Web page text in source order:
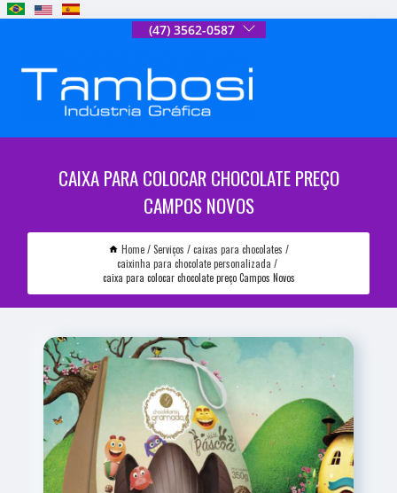
(47) 3562-0587
CAIXA PARA COLOCAR CHOCOLATE PREÇO
CAMPOS NOVOS
Home Serviços
caixas para chocolates
caixinha para chocolate personalizada
caixa para colocar chocolate preço Campos Novos